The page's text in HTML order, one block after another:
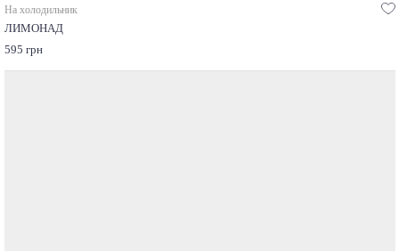
На холодильник
ЛИМОНАД
595 грн